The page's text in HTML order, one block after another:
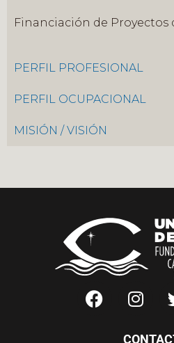
Financiación de Proyectos
PERFIL PROFESIONAL
PERFIL OCUPACIONAL
MISIÓN / VISIÓN